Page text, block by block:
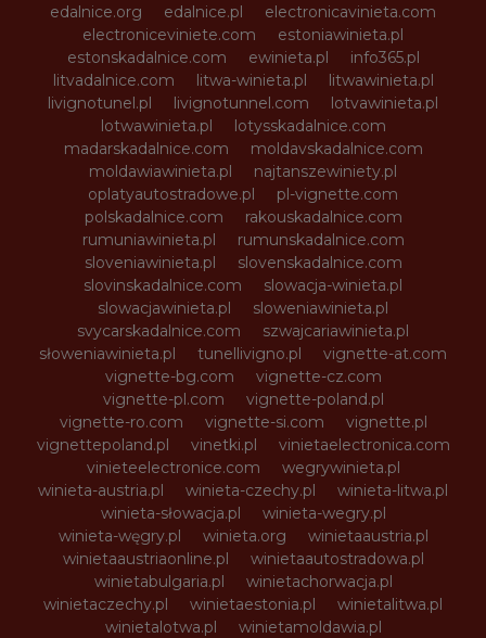
edalnice.org
edalnice.pl
electronicavinieta.com
electroniceviniete.com
estoniawinieta.pl
estonskadalnice.com
ewinieta.pl
info365.pl
litvadalnice.com
litwa-winieta.pl
litwawinieta.pl
livignotunel.pl
livignotunnel.com
lotvawinieta.pl
lotwawinieta.pl
lotysskadalnice.com
madarskadalnice.com
moldavskadalnice.com
moldawiawinieta.pl
najtanszewiniety.pl
oplatyautostradowe.pl
pl-vignette.com
polskadalnice.com
rakouskadalnice.com
rumuniawinieta.pl
rumunskadalnice.com
sloveniawinieta.pl
slovenskadalnice.com
slovinskadalnice.com
slowacja-winieta.pl
slowacjawinieta.pl
sloweniawinieta.pl
svycarskadalnice.com
szwajcariawinieta.pl
słoweniawinieta.pl
tunellivigno.pl
vignette-at.com
vignette-bg.com
vignette-cz.com
vignette-pl.com
vignette-poland.pl
vignette-ro.com
vignette-si.com
vignette.pl
vignettepoland.pl
vinetki.pl
vinietaelectronica.com
vinieteelectronice.com
wegrywinieta.pl
winieta-austria.pl
winieta-czechy.pl
winieta-litwa.pl
winieta-słowacja.pl
winieta-wegry.pl
winieta-węgry.pl
winieta.org
winietaaustria.pl
winietaaustriaonline.pl
winietaautostradowa.pl
winietabulgaria.pl
winietachorwacja.pl
winietaczechy.pl
winietaestonia.pl
winietalitwa.pl
winietalotwa.pl
winietamoldawia.pl